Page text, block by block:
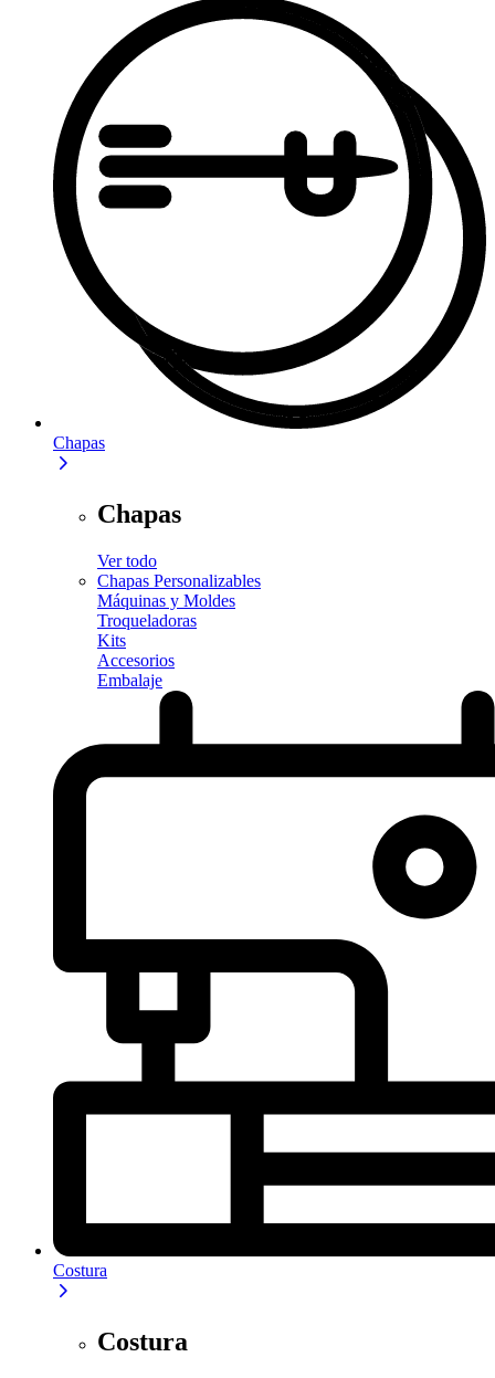
Chapas
Chapas
Ver todo
Chapas Personalizables
Máquinas y Moldes
Troqueladoras
Kits
Accesorios
Embalaje
Costura
Costura